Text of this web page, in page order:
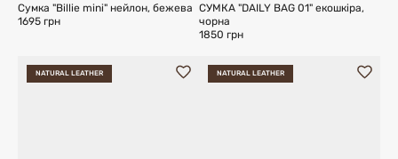
Сумка "Billie mini" нейлон, бежева
1695 грн
СУМКА "DAILY BAG 01" екошкіра,
чорна
1850 грн
NATURAL LEATHER NATURAL LEATHER